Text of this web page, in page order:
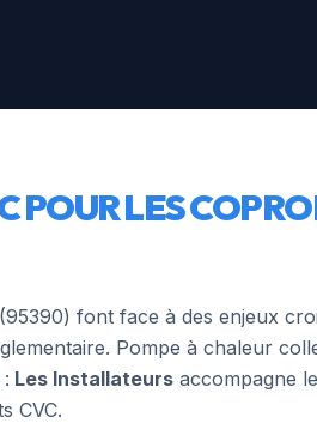
POUR LES
(95390) font face à des enjeux
Pompe à chaleur
Les Installateurs accompagne
CVC.